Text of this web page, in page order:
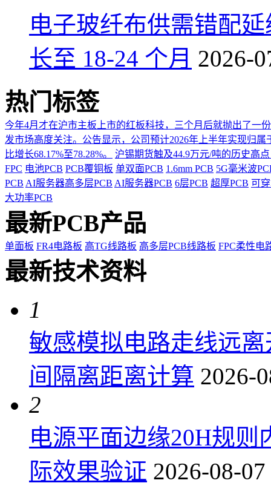
电子玻纤布供需错配
长至 18-24 个月 2026-
热门标签
今年4月才在沪市主板上市的红板科技，三个月后就抛出了一
发市场高度关注。公告显示，公司预计2026年上半年实现归
比增长68.17%至78.28%。
沪锡期货触及44.9万元/吨的历史高
FPC 电池PCB PCB覆铜板 单双面PCB 1.6mm PCB 5G毫米波
PCB AI服务器高多层PCB AI服务器PCB 6层PCB 超厚PCB 可
大功率PCB
最新PCB产品
单面板 FR4电路板 高TG线路板 高多层PCB线路板 FPC柔性电
最新技术资料
1
敏感模拟电路走线远
间隔离距离计算 2026-
2
电源平面边缘20H规
际效果验证 2026-08-